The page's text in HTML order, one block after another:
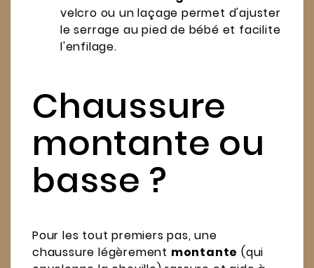
velcro ou un laçage permet d'ajuster
le serrage au pied de bébé et facilite
l'enfilage.
Chaussure
montante ou
basse ?
Pour les tout premiers pas, une
chaussure légèrement montante (qui